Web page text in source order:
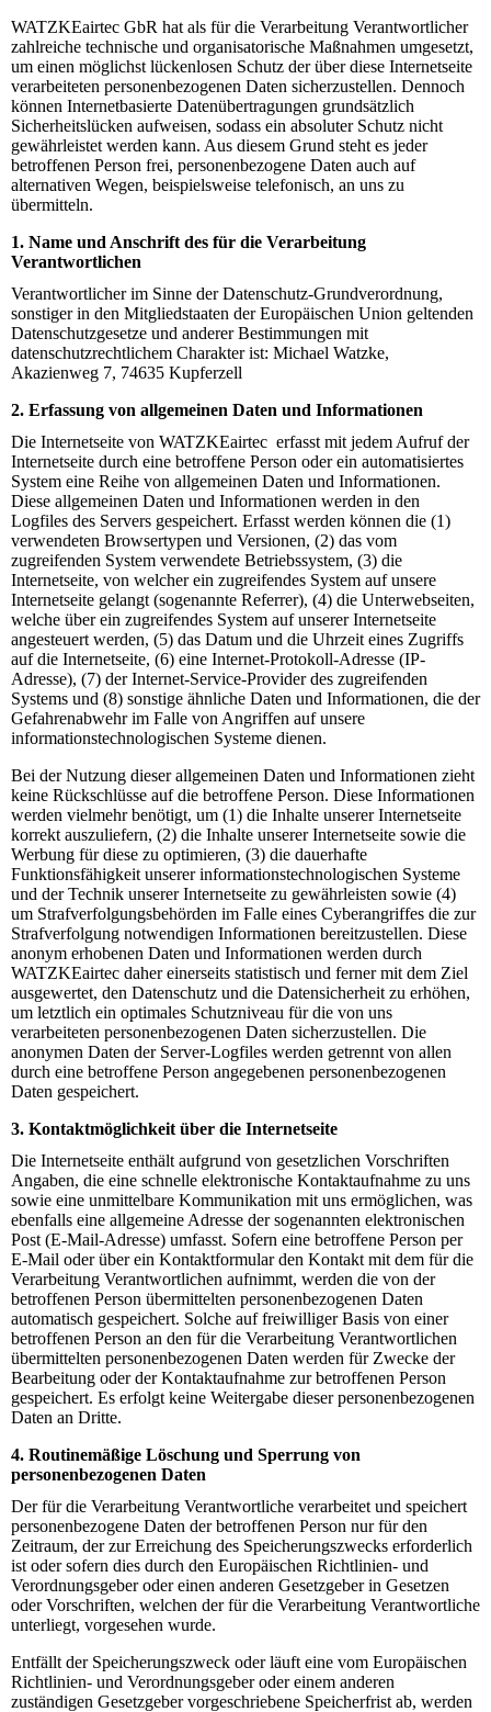
WATZKEairtec GbR hat als für die Verarbeitung Verantwortlicher
zahlreiche technische und organisatorische Maßnahmen umgesetzt,
um einen möglichst lückenlosen Schutz der über diese Internetseite
verarbeiteten personenbezogenen Daten sicherzustellen. Dennoch
können Internetbasierte Datenübertragungen grundsätzlich
Sicherheitslücken aufweisen, sodass ein absoluter Schutz nicht
gewährleistet werden kann. Aus diesem Grund steht es jeder
betroffenen Person frei, personenbezogene Daten auch auf
alternativen Wegen, beispielsweise telefonisch, an uns zu
übermitteln.
1. Name und Anschrift des für die Verarbeitung
Verantwortlichen
Verantwortlicher im Sinne der Datenschutz-Grundverordnung,
sonstiger in den Mitgliedstaaten der Europäischen Union geltenden
Datenschutzgesetze und anderer Bestimmungen mit
datenschutzrechtlichem Charakter ist: Michael Watzke,
Akazienweg 7, 74635 Kupferzell
2. Erfassung von allgemeinen Daten und Informationen
Die Internetseite von WATZKEairtec erfasst mit jedem Aufruf der
Internetseite durch eine betroffene Person oder ein automatisiertes
System eine Reihe von allgemeinen Daten und Informationen.
Diese allgemeinen Daten und Informationen werden in den
Logfiles des Servers gespeichert. Erfasst werden können die (1)
verwendeten Browsertypen und Versionen, (2) das vom
zugreifenden System verwendete Betriebssystem, (3) die
Internetseite, von welcher ein zugreifendes System auf unsere
Internetseite gelangt (sogenannte Referrer), (4) die Unterwebseiten,
welche über ein zugreifendes System auf unserer Internetseite
angesteuert werden, (5) das Datum und die Uhrzeit eines Zugriffs
auf die Internetseite, (6) eine Internet-Protokoll-Adresse (IP-
Adresse), (7) der Internet-Service-Provider des zugreifenden
Systems und (8) sonstige ähnliche Daten und Informationen, die der
Gefahrenabwehr im Falle von Angriffen auf unsere
informationstechnologischen Systeme dienen.
Bei der Nutzung dieser allgemeinen Daten und Informationen zieht
keine Rückschlüsse auf die betroffene Person. Diese Informationen
werden vielmehr benötigt, um (1) die Inhalte unserer Internetseite
korrekt auszuliefern, (2) die Inhalte unserer Internetseite sowie die
Werbung für diese zu optimieren, (3) die dauerhafte
Funktionsfähigkeit unserer informationstechnologischen Systeme
und der Technik unserer Internetseite zu gewährleisten sowie (4)
um Strafverfolgungsbehörden im Falle eines Cyberangriffes die zur
Strafverfolgung notwendigen Informationen bereitzustellen. Diese
anonym erhobenen Daten und Informationen werden durch
WATZKEairtec daher einerseits statistisch und ferner mit dem Ziel
ausgewertet, den Datenschutz und die Datensicherheit zu erhöhen,
um letztlich ein optimales Schutzniveau für die von uns
verarbeiteten personenbezogenen Daten sicherzustellen. Die
anonymen Daten der Server-Logfiles werden getrennt von allen
durch eine betroffene Person angegebenen personenbezogenen
Daten gespeichert.
3. Kontaktmöglichkeit über die Internetseite
Die Internetseite enthält aufgrund von gesetzlichen Vorschriften
Angaben, die eine schnelle elektronische Kontaktaufnahme zu uns
sowie eine unmittelbare Kommunikation mit uns ermöglichen, was
ebenfalls eine allgemeine Adresse der sogenannten elektronischen
Post (E-Mail-Adresse) umfasst. Sofern eine betroffene Person per
E-Mail oder über ein Kontaktformular den Kontakt mit dem für die
Verarbeitung Verantwortlichen aufnimmt, werden die von der
betroffenen Person übermittelten personenbezogenen Daten
automatisch gespeichert. Solche auf freiwilliger Basis von einer
betroffenen Person an den für die Verarbeitung Verantwortlichen
übermittelten personenbezogenen Daten werden für Zwecke der
Bearbeitung oder der Kontaktaufnahme zur betroffenen Person
gespeichert. Es erfolgt keine Weitergabe dieser personenbezogenen
Daten an Dritte.
4. Routinemäßige Löschung und Sperrung von
personenbezogenen Daten
Der für die Verarbeitung Verantwortliche verarbeitet und speichert
personenbezogene Daten der betroffenen Person nur für den
Zeitraum, der zur Erreichung des Speicherungszwecks erforderlich
ist oder sofern dies durch den Europäischen Richtlinien- und
Verordnungsgeber oder einen anderen Gesetzgeber in Gesetzen
oder Vorschriften, welchen der für die Verarbeitung Verantwortliche
unterliegt, vorgesehen wurde.
Entfällt der Speicherungszweck oder läuft eine vom Europäischen
Richtlinien- und Verordnungsgeber oder einem anderen
zuständigen Gesetzgeber vorgeschriebene Speicherfrist ab, werden